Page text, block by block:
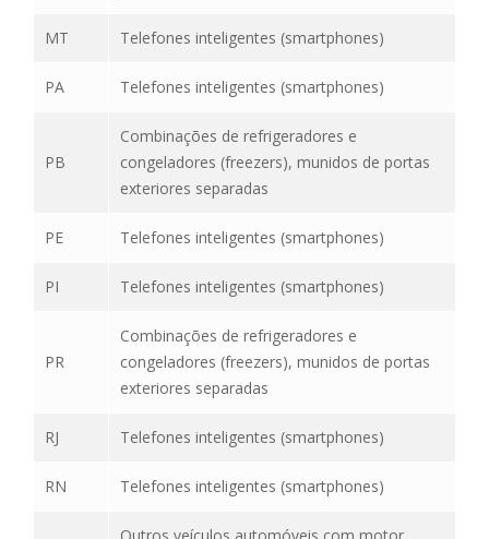
MT Telefones inteligentes (smartphones)
PA Telefones inteligentes (smartphones)
PB
Combinações de refrigeradores e
congeladores (freezers), munidos de portas
exteriores separadas
PE Telefones inteligentes (smartphones)
PI Telefones inteligentes (smartphones)
PR
Combinações de refrigeradores e
congeladores (freezers), munidos de portas
exteriores separadas
RJ Telefones inteligentes (smartphones)
RN Telefones inteligentes (smartphones)